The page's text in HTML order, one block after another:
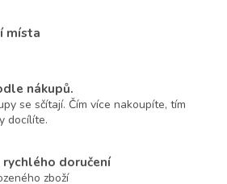
í
p
y
v
místa
nákupů.
se sčítají. Čím více nakoupíte, tím
docílíte.
rychlého doručení
zboží